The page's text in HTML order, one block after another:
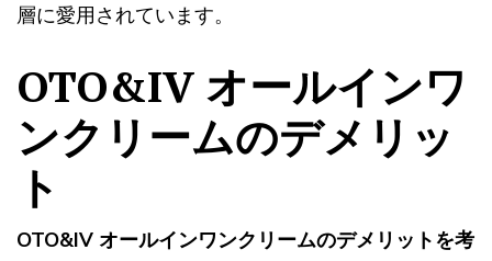
層に愛用されています。
OTO&IV オールインワ
ンクリームのデメリッ
ト
OTO&IV オールインワンクリームのデメリットを考